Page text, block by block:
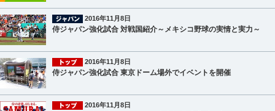
2016年11月8日
侍ジャパン強化試合 対戦国紹介～メキシコ野球の実情と実力～
2016年11月8日
侍ジャパン強化試合 東京ドーム場外でイベントを開催
2016年11月8日